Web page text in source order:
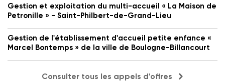
Gestion et exploitation du multi-accueil « La Maison de
Petronille » - Saint-Philbert-de-Grand-Lieu
Gestion de l'établissement d'accueil petite enfance «
Marcel Bontemps » de la ville de Boulogne-Billancourt
Consulter tous les appels d'offres